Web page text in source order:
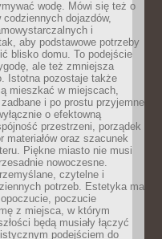
wodę. Mówi się też o
codziennych dojazdów,
i
aby podstawowe potrzeby
blisko domu. To podejście
ale też zmniejsza
Istotna pozostaje także
mieszkać w miejscach,
i po prostu przyjemne
o efektowną
przestrzeni, porządek
materiałów oraz szacunek
Piękne miasto nie musi
nowoczesne.
czytelne i
potrzeb. Estetyka ma
poczucie
z miejsca, w którym
będą musiały łączyć
podejściem do